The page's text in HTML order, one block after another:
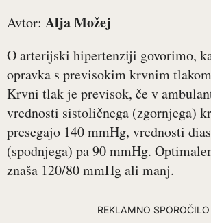
Avtor: Alja Možej
O arterijski hipertenziji govorimo,
opravka s previsokim krvnim
Krvni tlak je previsok, če v
vrednosti sistoličnega (zgornjega)
presegajo 140 mmHg, vrednosti
(spodnjega) pa 90 mmHg.
znaša 120/80 mmHg ali manj.
REKLAMNO SPOROČILO